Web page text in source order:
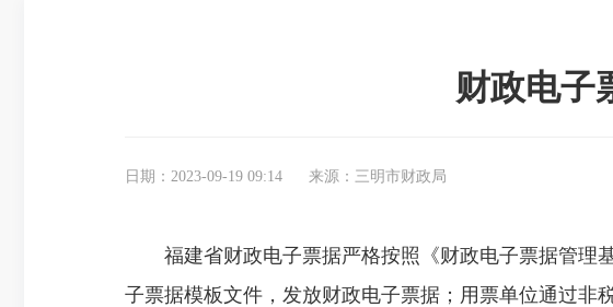
财政电子
日期：2023-09-19 09:14 来源：三明市财政局
福建省财政电子票据严格按照《财政电子票据管理
子票据模板文件，发放财政电子票据；用票单位通过非